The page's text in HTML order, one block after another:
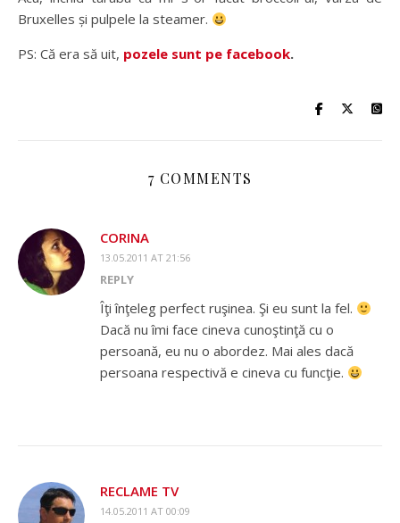
Bruxelles și pulpele la steamer.
PS: Că era să uit, pozele sunt pe facebook.
7 COMMENTS
CORINA
13.05.2011 AT 21:56
REPLY
Îţi înţeleg perfect ruşinea. Şi eu sunt la fel.
Dacă nu îmi face cineva cunoştinţă cu o
persoană, eu nu o abordez. Mai ales dacă
persoana respectivă e cineva cu funcţie.
RECLAME TV
14.05.2011 AT 00:09